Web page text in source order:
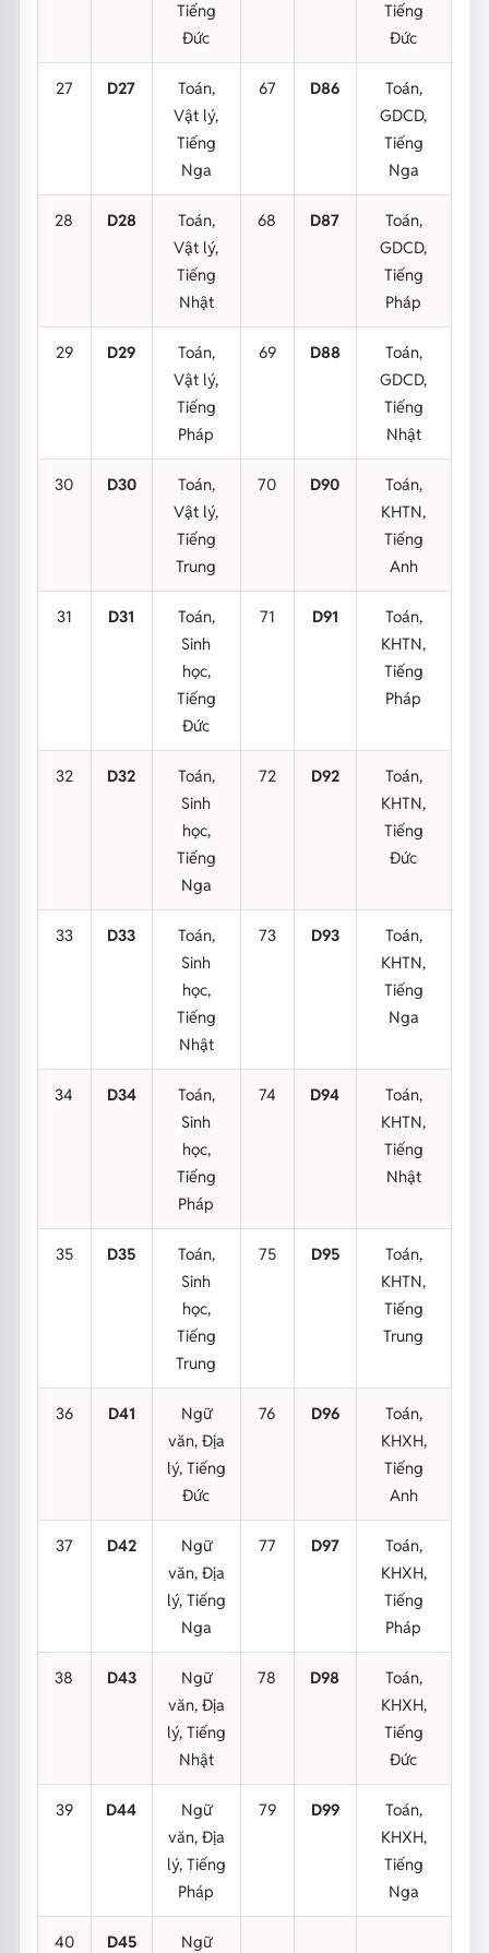
Tiếng
Đức
Tiếng
Đức
27 D27
Toán,
Vật lý,
Tiếng
Nga
67 D86
Toán,
GDCD,
Tiếng
Nga
28 D28
Toán,
Vật lý,
Tiếng
Nhật
68 D87
Toán,
GDCD,
Tiếng
Pháp
29 D29
Toán,
Vật lý,
Tiếng
Pháp
69 D88
Toán,
GDCD,
Tiếng
Nhật
30 D30
Toán,
Vật lý,
Tiếng
Trung
70 D90
Toán,
KHTN,
Tiếng
Anh
31 D31
Toán,
Sinh
học,
Tiếng
Đức
71 D91
Toán,
KHTN,
Tiếng
Pháp
32 D32
Toán,
Sinh
học,
Tiếng
Nga
72 D92
Toán,
KHTN,
Tiếng
Đức
33 D33
Toán,
Sinh
học,
Tiếng
Nhật
73 D93
Toán,
KHTN,
Tiếng
Nga
34 D34
Toán,
Sinh
học,
Tiếng
Pháp
74 D94
Toán,
KHTN,
Tiếng
Nhật
35 D35
Toán,
Sinh
học,
Tiếng
Trung
75 D95
Toán,
KHTN,
Tiếng
Trung
36 D41
Ngữ
văn, Địa
lý, Tiếng
Đức
76 D96
Toán,
KHXH,
Tiếng
Anh
37 D42
Ngữ
văn, Địa
lý, Tiếng
Nga
77 D97
Toán,
KHXH,
Tiếng
Pháp
38 D43
Ngữ
văn, Địa
lý, Tiếng
Nhật
78 D98
Toán,
KHXH,
Tiếng
Đức
39 D44
Ngữ
văn, Địa
lý, Tiếng
Pháp
79 D99
Toán,
KHXH,
Tiếng
Nga
40 D45
Ngữ